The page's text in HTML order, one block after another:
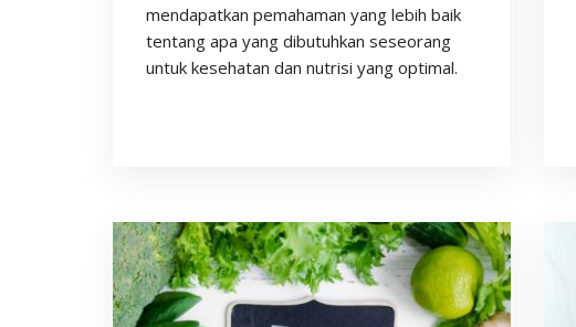
mendapatkan pemahaman yang lebih baik
tentang apa yang dibutuhkan seseorang
untuk kesehatan dan nutrisi yang optimal.